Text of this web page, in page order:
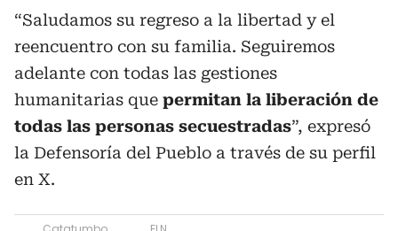
“Saludamos su regreso a la libertad y el
reencuentro con su familia. Seguiremos
adelante con todas las gestiones
humanitarias que permitan la liberación de
todas las personas secuestradas”, expresó
la Defensoría del Pueblo a través de su perfil
en X.